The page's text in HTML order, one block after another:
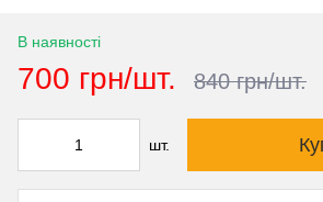
В наявності
700 грн/шт. 840 грн/шт.
шт.